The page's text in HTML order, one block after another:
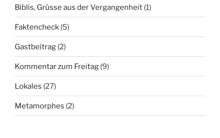
Biblis, Grüsse aus der Vergangenheit (1)
Faktencheck (5)
Gastbeitrag (2)
Kommentar zum Freitag (9)
Lokales (27)
Metamorphes (2)